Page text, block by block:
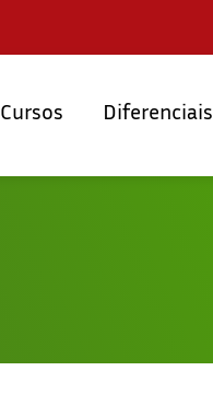
Cursos Diferenciais